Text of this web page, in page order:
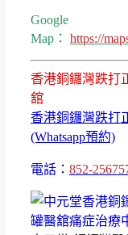
Google
Map： https://
香港銅鑼灣跌打
舘
香港銅鑼灣跌打
(Whatsapp預約)
電話： 852-